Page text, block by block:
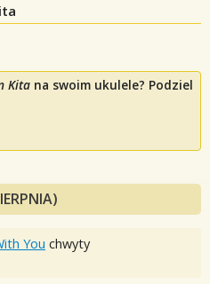
Kita na swoim ukulele? Podziel
You chwyty